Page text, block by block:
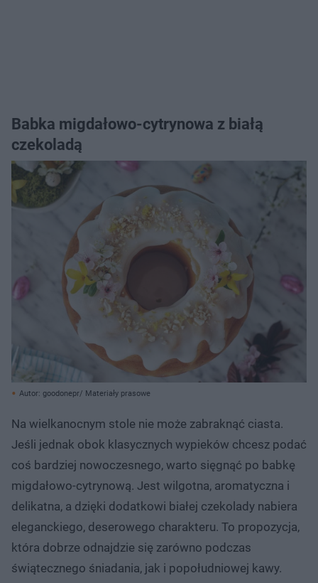
Babka migdałowo-cytrynowa z białą
czekoladą
Autor: goodonepr/ Materiały prasowe
Na wielkanocnym stole nie może zabraknąć ciasta.
Jeśli jednak obok klasycznych wypieków chcesz podać
coś bardziej nowoczesnego, warto sięgnąć po babkę
migdałowo-cytrynową. Jest wilgotna, aromatyczna i
delikatna, a dzięki dodatkowi białej czekolady nabiera
eleganckiego, deserowego charakteru. To propozycja,
która dobrze odnajdzie się zarówno podczas
świątecznego śniadania, jak i popołudniowej kawy.